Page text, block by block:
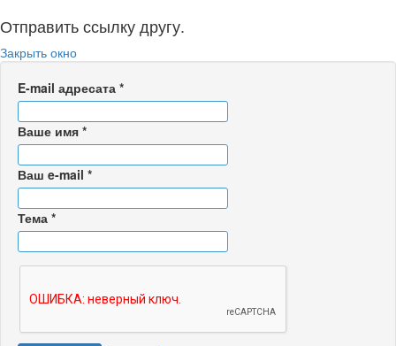
Отправить ссылку другу.
Закрыть окно
E-mail адресата *
Ваше имя *
Ваш e-mail *
Тема *